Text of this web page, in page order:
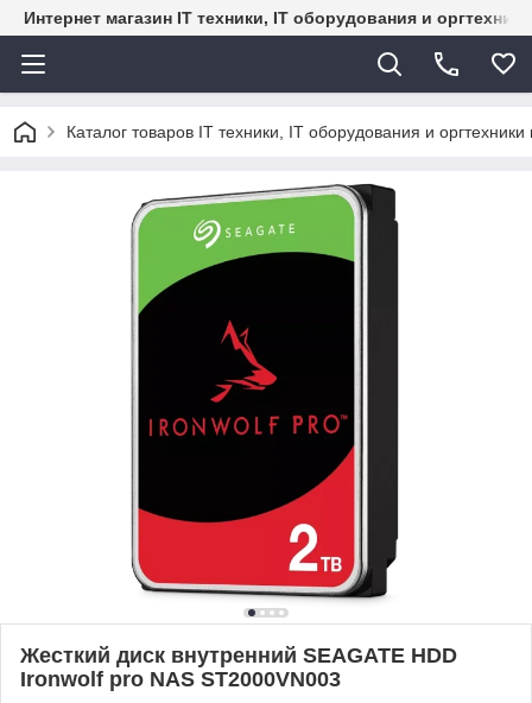
Интернет магазин IT техники, IT оборудования и
Каталог товаров IT техники, IT оборудования и
Жесткий диск внутренний SEAGATE HDD
Ironwolf pro NAS ST2000VN003